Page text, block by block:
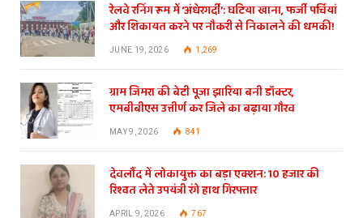
रेलवे रनिंग रूम में ‘अंधेरगर्दी’: घटिया खाना, फर्जी पर्चियां
और शिकायत करने पर नौकरी से निकालने की धमकी!
JUNE 19, 2026 1,269
ग्राम जिमरा की बेटी पूजा झारिया बनी डॉक्टर,
एमबीबीएस उत्तीर्ण कर जिले का बढ़ाया गौरव
MAY 9, 2026 841
देवलौंद में लोकायुक्त का बड़ा एक्शन: 10 हजार की
रिश्वत लेते उपयंत्री रंगे हाथ गिरफ्तार
APRIL 9, 2026 767